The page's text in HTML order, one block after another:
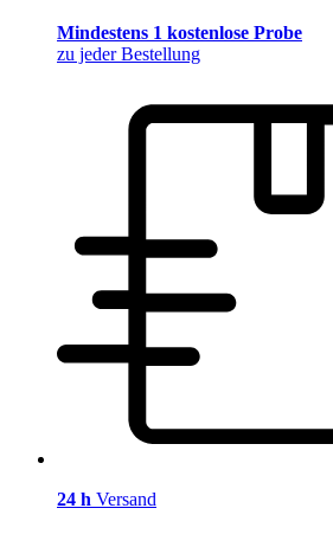
Mindestens 1 kostenlose Probe
zu jeder Bestellung
24 h Versand